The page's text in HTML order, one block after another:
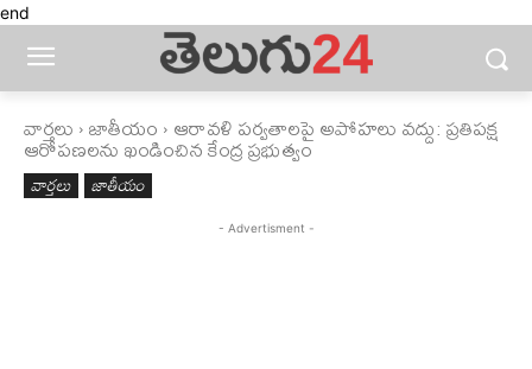
end
వార్తలు జాతీయం ఆరావళి పర్వతాలపై అపోహలు వద్దు: ప్రతిపక్ష
ఆరోపణలను ఖండించిన కేంద్ర ప్రభుత్వం
వార్తలు జాతీయం
- Advertisment -